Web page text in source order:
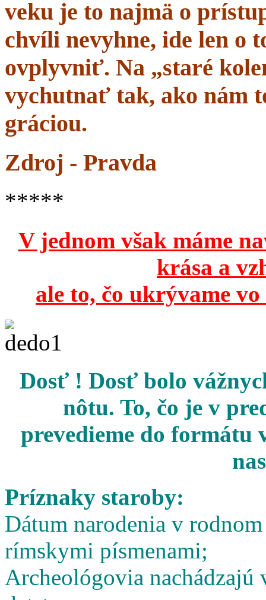
veku je to najmä o
chvíli nevyhne, ide len o
ovplyvniť. Na „staré
vychutnať tak, ako nám
gráciou.
Zdroj - Pravda
*****
V jednom však máme
krása a
ale to, čo ukrývame
Dosť ! Dosť bolo
nôtu. To, čo je v
prevedieme do formátu
Príznaky staroby:
Dátum narodenia v
rímskymi písmenami;
Archeológovia nachádzajú